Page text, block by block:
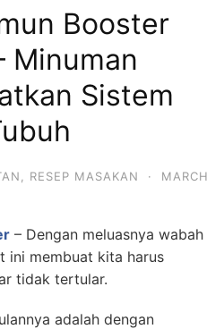
Booster
Minuman
Sistem
RESEP MASAKAN ·
MARCH
– Dengan meluasnya wabah
ini membuat kita harus
tidak tertular.
adalah dengan